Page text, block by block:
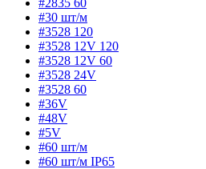
#30 шт/м
#3528 120
#3528 12V 120
#3528 12V 60
#3528 24V
#3528 60
#36V
#48V
#5V
#60 шт/м
#60 шт/м IP65